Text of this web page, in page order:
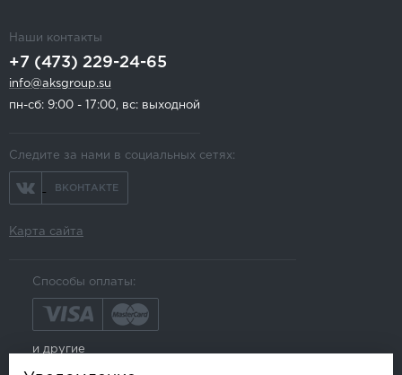
Наши контакты
+7 (473) 229-24-65
info@aksgroup.su
пн-сб: 9:00 - 17:00, вс: выходной
Следите за нами в социальных сетях:
ВКОНТАКТЕ
Карта сайта
Способы оплаты:
и другие